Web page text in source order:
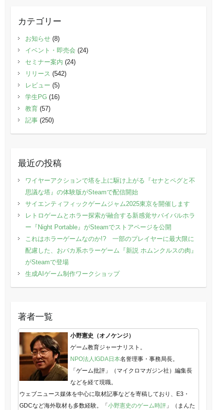
カテゴリー
お知らせ(8)
イベント・即売会 (24)
セミナー案内 (24)
リリース (542)
レビュー (5)
学生PG(16)
教育(57)
記事(250)
最近の投稿
ワイヤーアクションで塔を上に駆け上がる『セナとペグと不
思議な塔』の体験版がSteamで配信開始
サイエンティフィックゲームジャム2025東京を開催します
レトロゲームとホラー探索が融合する新感覚サバイバルホラ
ー『Night Portable』がSteamでストアページを公開
これはホラーゲームなのか!? 一部のプレイヤーに最大限に
配慮した、おバカ系ホラーゲーム『新説 ホムンクルスの肉』
がSteamで登場
生成AIゲーム制作ワークショップ
著者一覧
小野憲史（オノケンジ）
ゲーム教育ジャーナリスト。
NPO法人IGDA日本名誉理事・事務局長。
「ゲーム批評」（マイクロマガジン社）編集長
などを経て現職。
ウェブニュース媒体を中心に取材記事などを寄稿しており、E3・
GDCなど海外取材も多数経験。「小野憲史のゲーム時評」（まんた